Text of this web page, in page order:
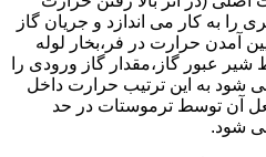
به کار می اندازد و جریان گاز
آمدن حرارت در فر،بخار لوله
عبور گاز،مقدار گاز ورودی را
شود به این ترتیب حرارت داخل
آن توسط ترموستات در حد
شود.